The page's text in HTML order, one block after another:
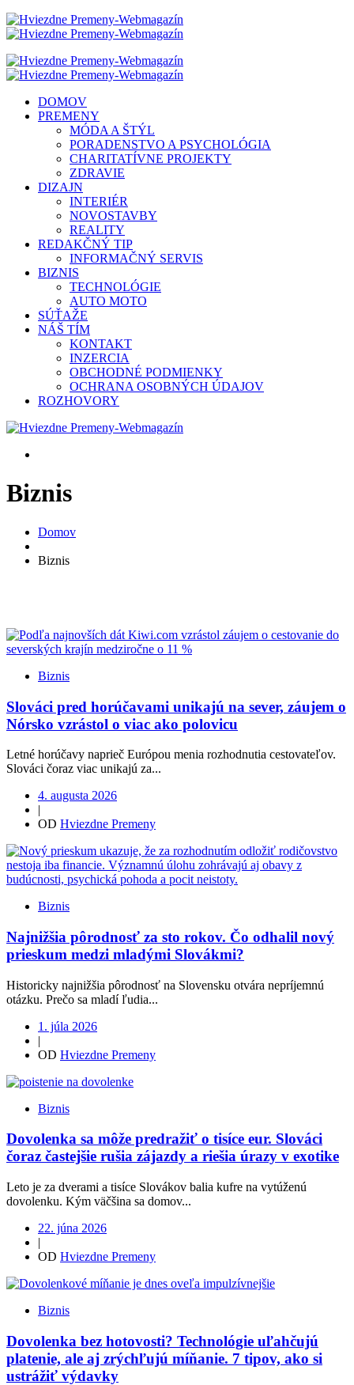
DOMOV
PREMENY
MÓDA A ŠTÝL
PORADENSTVO A PSYCHOLÓGIA
CHARITATÍVNE PROJEKTY
ZDRAVIE
DIZAJN
INTERIÉR
NOVOSTAVBY
REALITY
REDAKČNÝ TIP
INFORMAČNÝ SERVIS
BIZNIS
TECHNOLÓGIE
AUTO MOTO
SÚŤAŽE
NÁŠ TÍM
KONTAKT
INZERCIA
OBCHODNÉ PODMIENKY
OCHRANA OSOBNÝCH ÚDAJOV
ROZHOVORY
Biznis
Domov
Biznis
Biznis
Slováci pred horúčavami unikajú na sever, záujem o
Nórsko vzrástol o viac ako polovicu
Letné horúčavy naprieč Európou menia rozhodnutia cestovateľov.
Slováci čoraz viac unikajú za...
4. augusta 2026
|
OD Hviezdne Premeny
Biznis
Najnižšia pôrodnosť za sto rokov. Čo odhalil nový
prieskum medzi mladými Slovákmi?
Historicky najnižšia pôrodnosť na Slovensku otvára nepríjemnú
otázku. Prečo sa mladí ľudia...
1. júla 2026
|
OD Hviezdne Premeny
Biznis
Dovolenka sa môže predražiť o tisíce eur. Slováci
čoraz častejšie rušia zájazdy a riešia úrazy v exotike
Leto je za dverami a tisíce Slovákov balia kufre na vytúženú
dovolenku. Kým väčšina sa domov...
22. júna 2026
|
OD Hviezdne Premeny
Biznis
Dovolenka bez hotovosti? Technológie uľahčujú
platenie, ale aj zrýchľujú míňanie. 7 tipov, ako si
ustrážiť výdavky